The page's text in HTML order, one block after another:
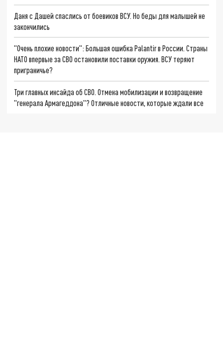
Даня с Дашей спаслись от боевиков ВСУ. Но беды для малышей не
закончились
"Очень плохие новости": Большая ошибка Palantir в России. Страны
НАТО впервые за СВО остановили поставки оружия. ВСУ теряют
приграничье?
Три главных инсайда об СВО. Отмена мобилизации и возвращение
"генерала Армагеддона"? Отличные новости, которые ждали все